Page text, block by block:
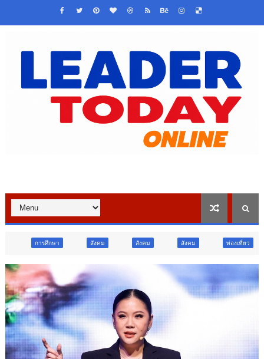
สังคม ท่องเที่ยว ท่องเที่ยว